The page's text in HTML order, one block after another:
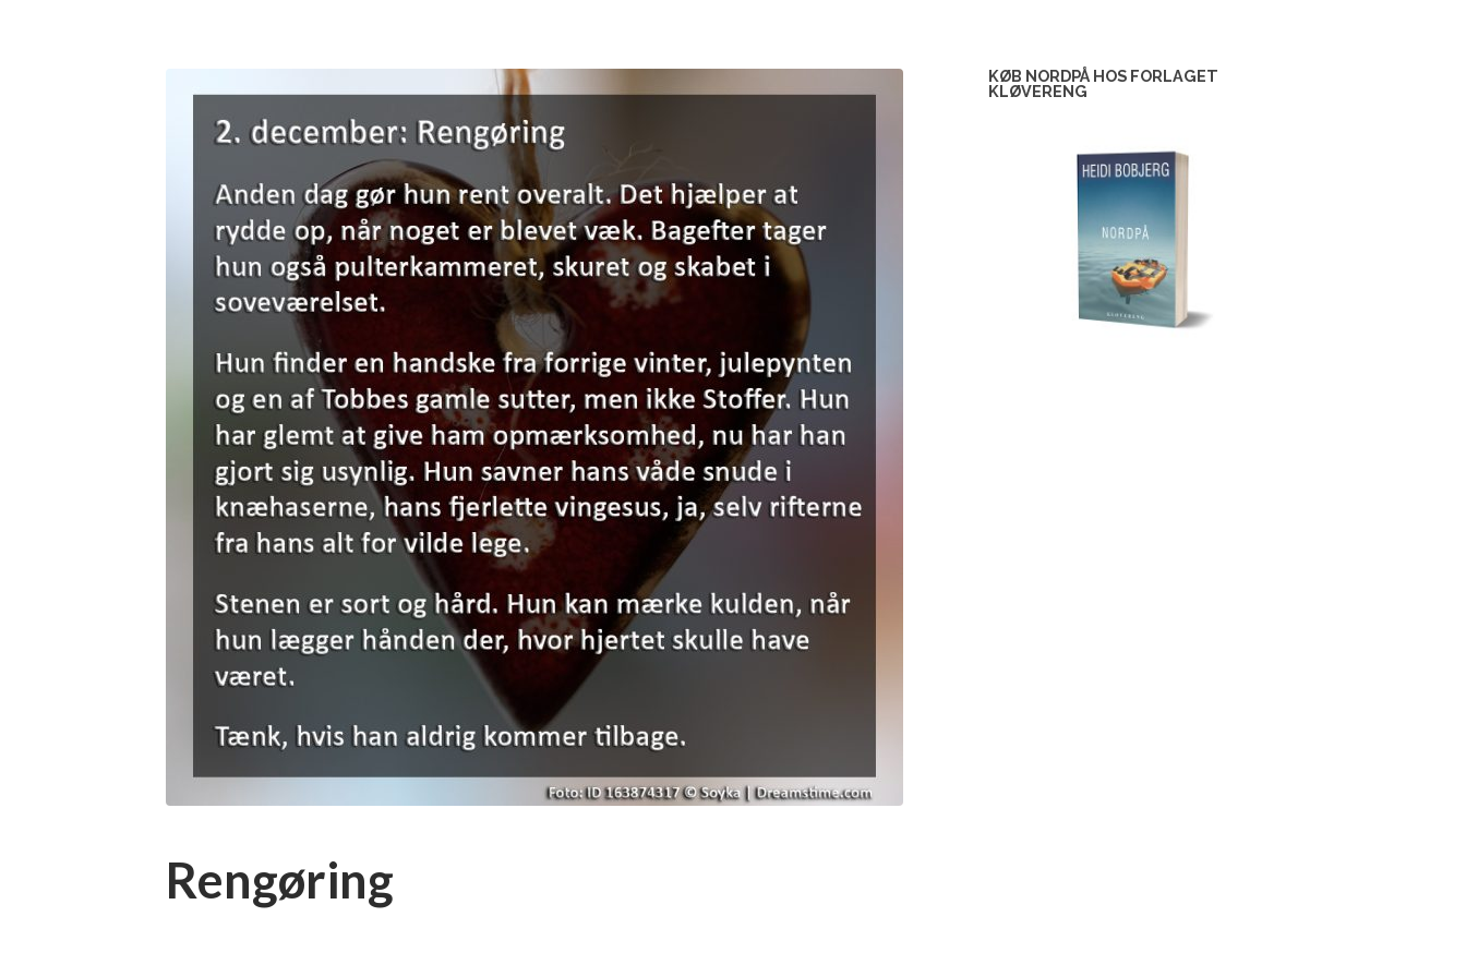
Rengøring
KØB NORDPÅ HOS FORLAGET
KLØVERENG